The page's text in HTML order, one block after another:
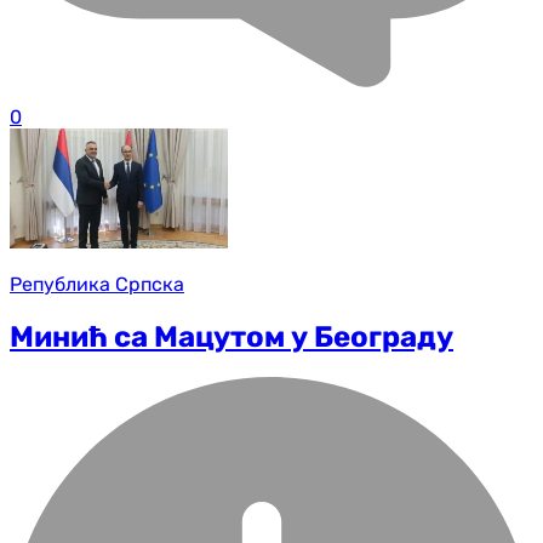
0
Република Српска
Минић са Мацутом у Београду